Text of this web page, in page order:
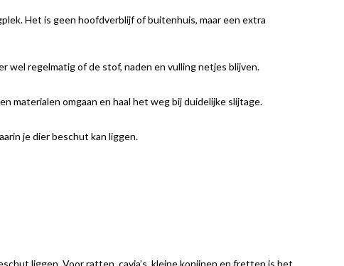
Het is geen hoofdverblijf of buitenhuis, maar een extra
wel regelmatig of de stof, naden en vulling netjes blijven.
materialen omgaan en haal het weg bij duidelijke slijtage.
je dier beschut kan liggen.
liggen. Voor ratten, cavia’s, kleine konijnen en fretten is het